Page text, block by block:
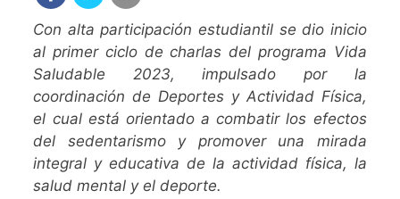
Con alta participación estudiantil se dio inicio
al primer ciclo de charlas del programa Vida
Saludable 2023, impulsado por la
coordinación de Deportes y Actividad Física,
el cual está orientado a combatir los efectos
del sedentarismo y promover una mirada
integral y educativa de la actividad física, la
salud mental y el deporte.